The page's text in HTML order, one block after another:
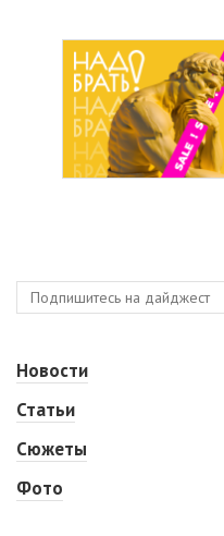
Новости
Статьи
Сюжеты
Фото